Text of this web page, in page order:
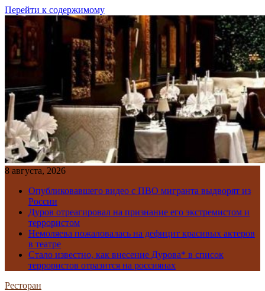
Перейти к содержимому
8 августа, 2026
Опубликовавшего видео с ПВО мигранта выдворят из
России
Дуров отреагировал на признание его экстремистом и
террористом
Немоляева пожаловалась на дефицит красивых актеров
в театре
Стало известно, как внесение Дурова* в список
террористов отразится на россиянах
Ресторан